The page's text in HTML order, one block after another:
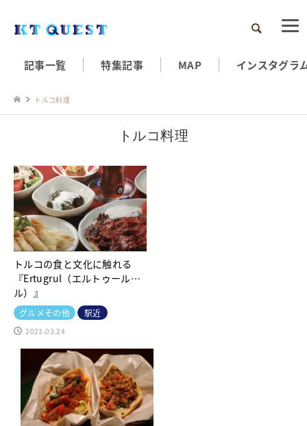
検索
記事一覧 特集記事 MAP インスタグラ
トルコ料理
トルコ料理
トルコの食と文化に触れる
『Ertugrul（エルトゥール
ル）』
グルメその他 駅近
2023.03.24